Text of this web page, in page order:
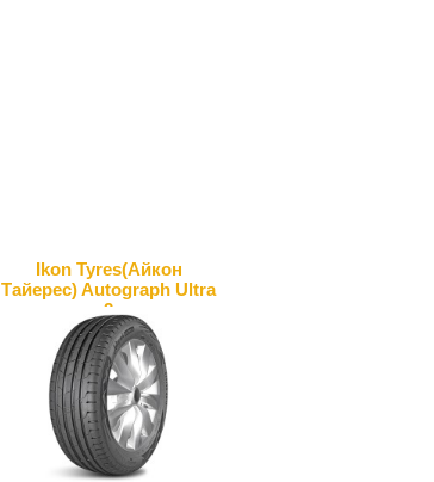
Ikon Tyres(Айкон
Тайерес) Autograph Ultra
2